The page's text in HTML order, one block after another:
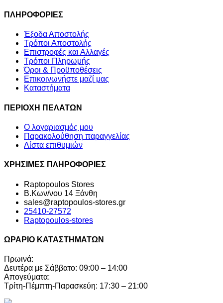
ΠΛΗΡΟΦΟΡΙΕΣ
Έξοδα Αποστολής
Τρόποι Αποστολής
Επιστροφές και Αλλαγές
Τρόποι Πληρωμής
Όροι & Προϋποθέσεις
Επικοινωνήστε μαζί μας
Καταστήματα
ΠΕΡΙΟΧΗ ΠΕΛΑΤΩΝ
Ο λογαριασμός μου
Παρακολούθηση παραγγελίας
Λίστα επιθυμιών
ΧΡΗΣΙΜΕΣ ΠΛΗΡΟΦΟΡΙΕΣ
Raptopoulos Stores
Β.Κων/νου 14 Ξάνθη
sales@raptopoulos-stores.gr
25410-27572
Raptopoulos-stores
ΩΡΑΡΙΟ ΚΑΤΑΣΤΗΜΑΤΩΝ
Πρωινά:
Δευτέρα με Σάββατο: 09:00 – 14:00
Απογεύματα:
Τρίτη-Πέμπτη-Παρασκεύη: 17:30 – 21:00